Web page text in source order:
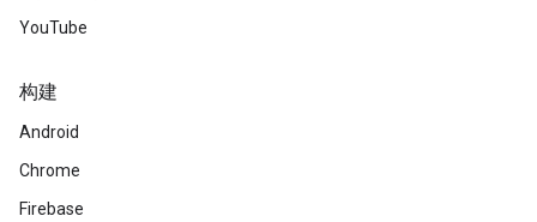
YouTube
构建
Android
Chrome
Firebase